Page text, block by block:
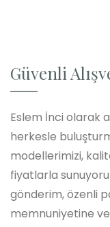
Güvenli
Eslem İnci olarak
herkesle
modellerimizi,
fiyatlarla
gönderim, özenli
memnuniyetine